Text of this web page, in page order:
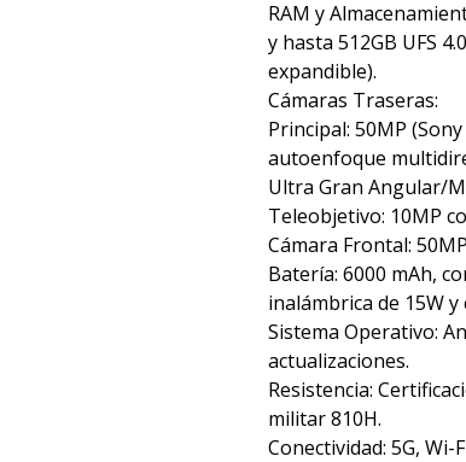
RAM y
y hasta 512GB UFS
expandible).
Cámaras Traseras:
Principal: 50MP
autoenfoque
Ultra Gran Angular/
Teleobjetivo: 10MP
Cámara Frontal:
Batería: 6000 mAh,
inalámbrica de 15W
Sistema Operativo:
actualizaciones.
Resistencia:
militar 810H.
Conectividad: 5G, Wi-